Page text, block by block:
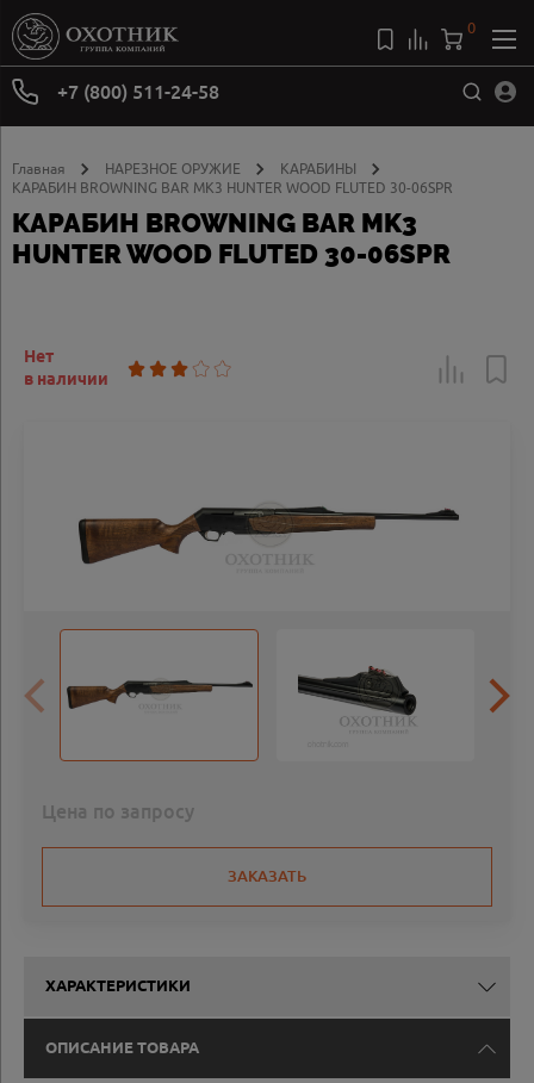
+7 (800) 511-24-58
0
Главная НАРЕЗНОЕ ОРУЖИЕ
КАРАБИНЫ
КАРАБИН BROWNING BAR MK3 HUNTER WOOD FLUTED 30-06SPR
КАРАБИН BROWNING BAR MK3
HUNTER WOOD FLUTED 30-06SPR
Нет
в наличии
Цена по запросу
ЗАКАЗАТЬ
ХАРАКТЕРИСТИКИ
ОПИСАНИЕ ТОВАРА